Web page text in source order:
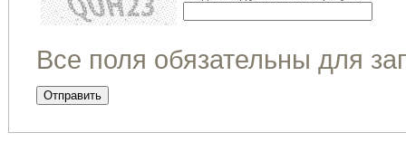
Все поля обязательны для